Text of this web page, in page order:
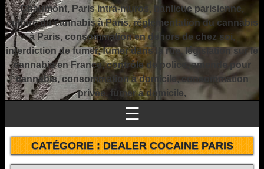
Chaumont, Paris intra-muros, banlieue parisienne,
culture du cannabis à Paris, réglementation du cannabis
à Paris, consommation en dehors de chez soi,
interdiction de fumer, fumer dans la rue, législation sur le
cannabis en France, contrôle de police, amende pour
cannabis, consommation à domicile, consommation
privée, fumer à domicile,
☰
CATÉGORIE :DEALER COCAINE PARIS